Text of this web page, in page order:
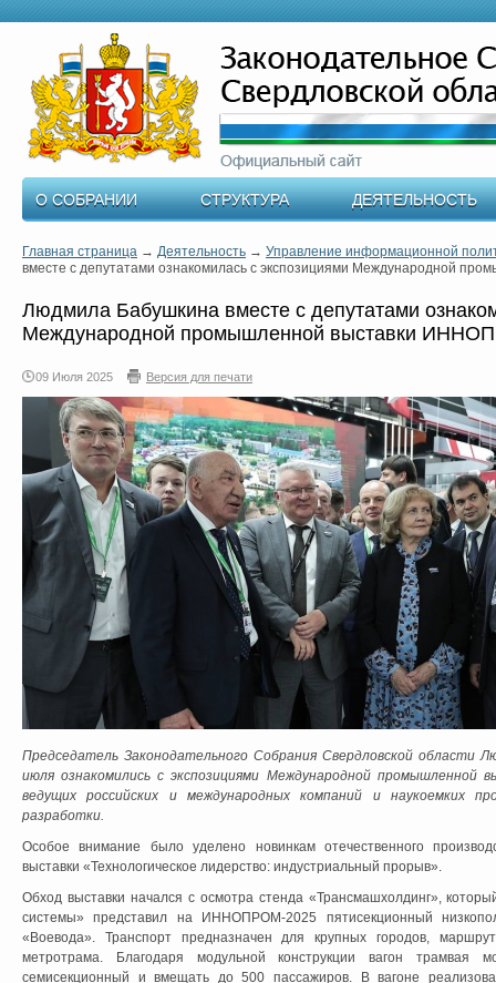
О СОБРАНИИ СТРУКТУРА ДЕЯТЕЛЬНОСТЬ
Главная страница → Деятельность → Управление информационной
вместе с депутатами ознакомилась с экспозициями Международной
Людмила Бабушкина вместе с депутатами
Международной промышленной выставки
09 Июля 2025 Версия для печати
Председатель Законодательного Собрания Свердловской области
июля ознакомились с экспозициями Международной
ведущих российских и международных компаний и наукоемких
разработки.
Особое внимание было уделено новинкам отечественного
выставки «Технологическое лидерство: индустриальный прорыв».
Обход выставки начался с осмотра стенда «Трансмашхолдинг»,
системы» представил на ИННОПРОМ-2025 пятисекционный
«Воевода». Транспорт предназначен для крупных городов,
метротрама. Благодаря модульной конструкции вагон
семисекционный и вмещать до 500 пассажиров. В вагоне